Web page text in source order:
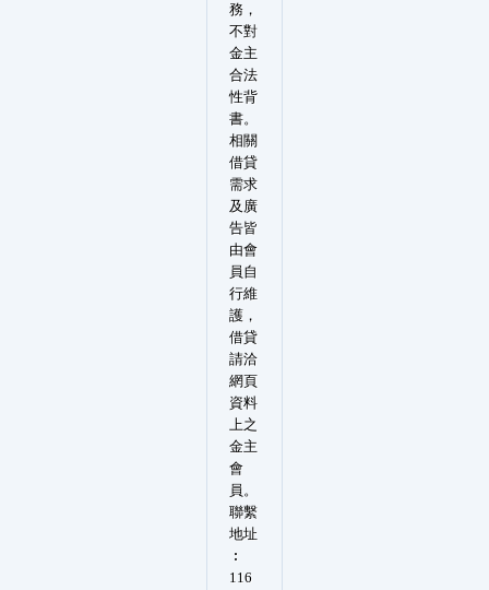
務，
不對
金主
合法
性背
書。
相關
借貸
需求
及廣
告皆
由會
員自
行維
護，
借貸
請洽
網頁
資料
上之
金主
會
員。
聯繫
地址
︰
116